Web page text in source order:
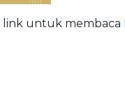
link untuk membaca